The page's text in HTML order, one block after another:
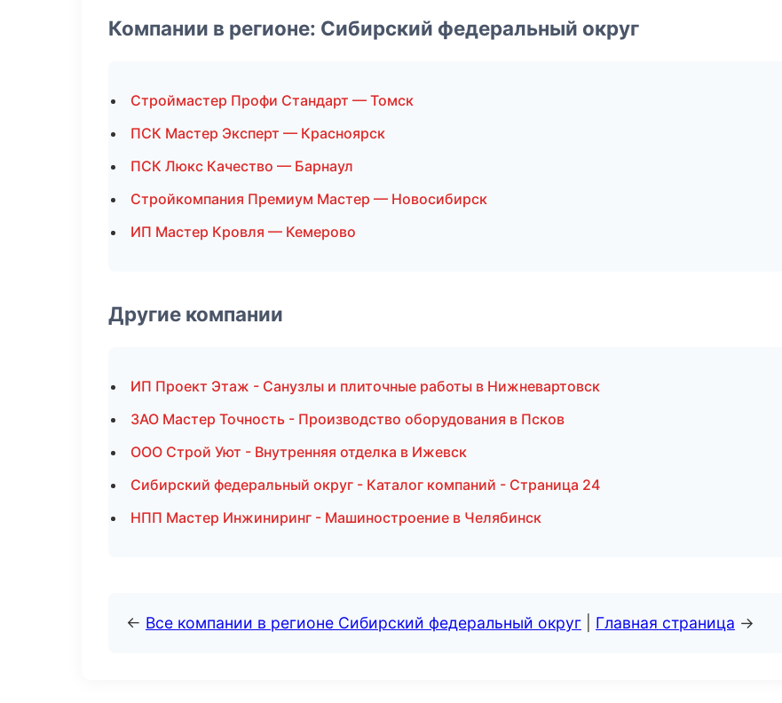
Компании в регионе: Сибирский федеральный округ
Строймастер Профи Стандарт — Томск
ПСК Мастер Эксперт — Красноярск
ПСК Люкс Качество — Барнаул
Стройкомпания Премиум Мастер — Новосибирск
ИП Мастер Кровля — Кемерово
Другие компании
ИП Проект Этаж - Санузлы и плиточные работы в Нижневартовск
ЗАО Мастер Точность - Производство оборудования в Псков
ООО Строй Уют - Внутренняя отделка в Ижевск
Сибирский федеральный округ - Каталог компаний - Страница 24
НПП Мастер Инжиниринг - Машиностроение в Челябинск
← Все компании в регионе Сибирский федеральный округ Главная страница →